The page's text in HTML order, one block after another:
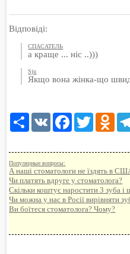
Відповіді:
СПАСАТЕЛЬ
а краще ... ніс ..)))
Sju
Якщо вона жінка-що
Share VK Facebook
Twitter
Популярные вопросы:
А наші стоматологи не їздять в
Чи платять вдруге у стоматолога?
Скільки коштує наростити 3 зуба і
Чи можна у нас в Росії вирівняти
Ви боїтеся стоматолога? Чому?